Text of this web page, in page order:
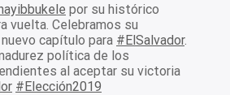
por su histórico
vuelta. Celebramos su
capítulo para #ElSalvador.
política de los
al aceptar su victoria
#Elección2019